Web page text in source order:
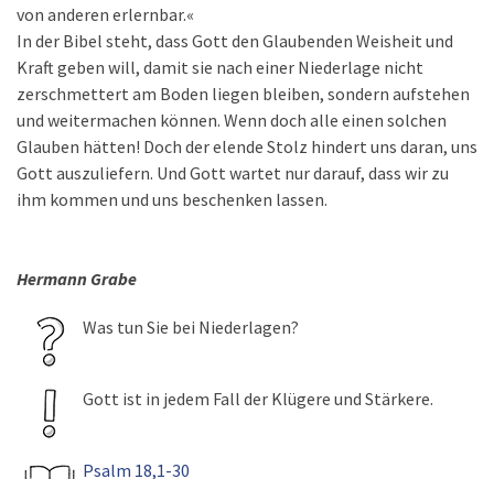
von anderen erlernbar.«
In der Bibel steht, dass Gott den Glaubenden Weisheit und
Kraft geben will, damit sie nach einer Niederlage nicht
zerschmettert am Boden liegen bleiben, sondern aufstehen
und weitermachen können. Wenn doch alle einen solchen
Glauben hätten! Doch der elende Stolz hindert uns daran, uns
Gott auszuliefern. Und Gott wartet nur darauf, dass wir zu
ihm kommen und uns beschenken lassen.
Hermann Grabe
Was tun Sie bei Niederlagen?
Gott ist in jedem Fall der Klügere und Stärkere.
Psalm 18,1-30